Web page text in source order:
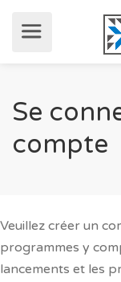
Se
compte
Veuillez créer un
programmes y
lancements et les